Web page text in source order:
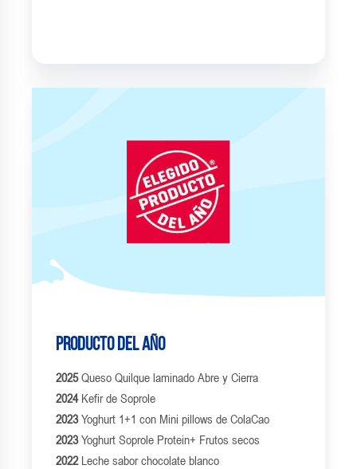
Producto del Año
2025Queso Quilque laminado Abre y Cierra
2024Kefir de Soprole
2023Yoghurt 1+1 con Mini pillows de ColaCao
2023Yoghurt Soprole Protein+ Frutos secos
2022Leche sabor chocolate blanco